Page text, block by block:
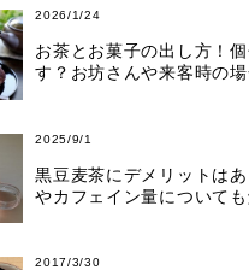
2026/1/24
お茶とお菓子の出し方！
す？お坊さんや来客時の場
2025/9/1
黒豆麦茶にデメリットは
やカフェイン量についても
2017/3/30